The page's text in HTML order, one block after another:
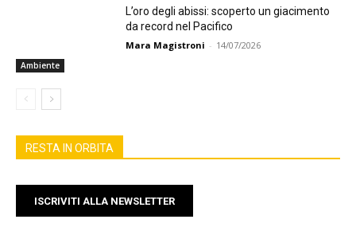
Ambiente
L’oro degli abissi: scoperto un giacimento
da record nel Pacifico
Mara Magistroni - 14/07/2026
RESTA IN ORBITA
ISCRIVITI ALLA NEWSLETTER